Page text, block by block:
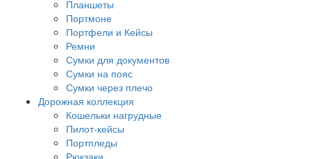
Планшеты
Портмоне
Портфели и Кейсы
Ремни
Сумки для документов
Сумки на пояс
Сумки через плечо
Дорожная коллекция
Кошельки нагрудные
Пилот-кейсы
Портпледы
Рюкзаки